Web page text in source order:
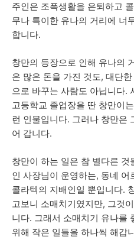
주인은 조폭생활을 은퇴하고
무나 특이한 유나의 거리에 너
합니다.
창만의 등장으로 인해 유나의
은 많은 돈을 가진 것도, 대단
으로 바꾸는 사람도 아닙니다.
고등학교 졸업장을 딴 창만이
런 인물입니다. 그러나 창만은
어 갑니다.
창만이 하는 일은 참 별다른
인 사장님이 운영하는, 동네
콜라텍의 지배인일 뿐입니다.
고보니 소매치기였지만, 그것
니다. 그래서 소매치기 유나를
위해 작은 일들을 하나씩 해갑